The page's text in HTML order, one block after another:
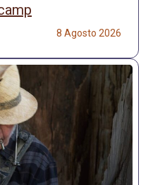
8 Agosto 2026